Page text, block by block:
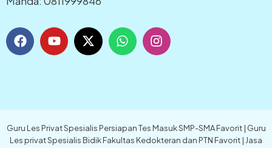
F
a
c
o
Y
o
u
e
X
-
t
t
e
r
W
h
a
p
I
n
s
r
a
m
Guru Les Privat Spesialis Persiapan Tes Masuk SMP-SMA Favorit | Guru
Les privat Spesialis Bidik Fakultas Kedokteran dan PTN Favorit | Jasa